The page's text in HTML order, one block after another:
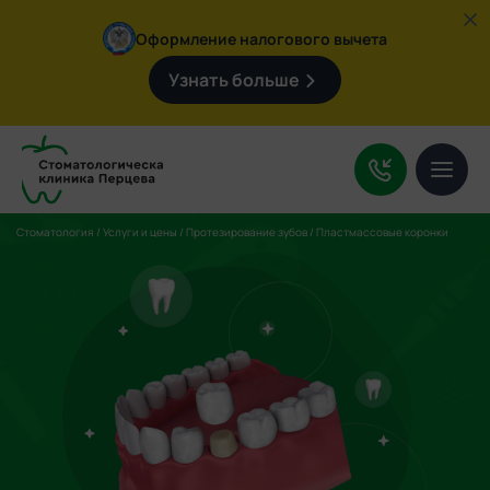
Оформление налогового вычета
Узнать больше
Услуги
О клинике
Цены
сайту:
+7 (4932) 92-09-47
Стоматология / Услуги и цены / Протезирование зубов / Пластмассовые коронки